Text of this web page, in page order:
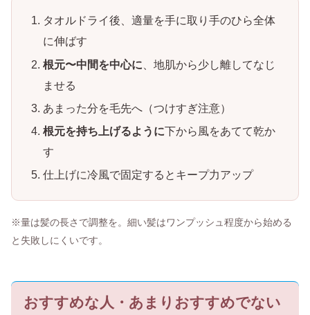
タオルドライ後、適量を手に取り手のひら全体
に伸ばす
根元〜中間を中心に 、地肌から少し離してなじ
ませる
あまった分を毛先へ（つけすぎ注意）
根元を持ち上げるように下から風をあてて乾か
す
仕上げに冷風で固定するとキープ力アップ
※量は髪の長さで調整を。細い髪はワンプッシュ程度から始める
と失敗しにくいです。
おすすめな人・あまりおすすめでない